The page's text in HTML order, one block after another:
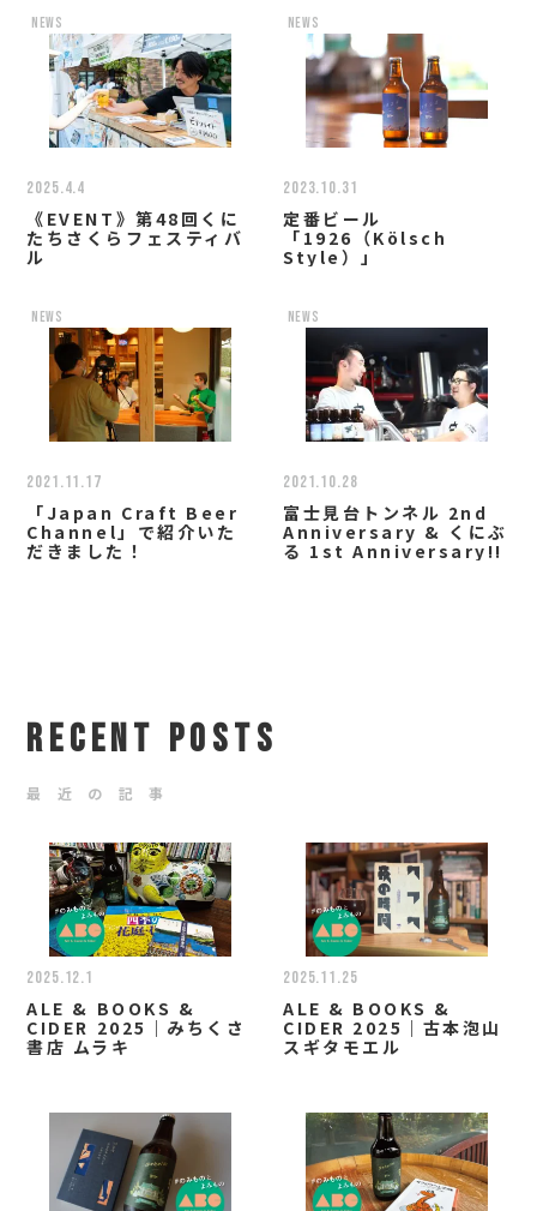
news
2025.4.4
《EVENT》第48回くに
たちさくらフェスティバ
ル
news
2023.10.31
定番ビール
「1926（Kölsch
Style）」
news
2021.11.17
「Japan Craft Beer
Channel」で紹介いた
だきました！
news
2021.10.28
富士見台トンネル 2nd
Anniversary & くにぶ
る 1st Anniversary!!
RECENT POSTS
最 近 の 記 事
2025.12.1
ALE & BOOKS &
CIDER 2025｜みちくさ
書店 ムラキ
2025.11.25
ALE & BOOKS &
CIDER 2025｜古本泡山
スギタモエル